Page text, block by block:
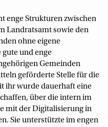
enge Strukturen zwischen
Landratsamt sowie den
ohne eigene
und enge
Gemeinden
geförderte Stelle für die
ihr wurde dauerhaft eine
über die intern im
mit der Digitalisierung in
Sie unterstützte im engen